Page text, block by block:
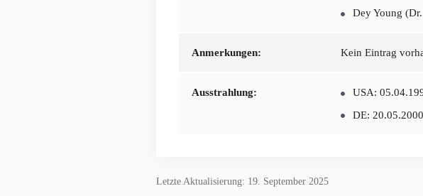
Dey Young
Anmerkungen: Kein Eintrag
Ausstrahlung:
USA:
DE:
Letzte Aktualisierung: 19. September 2025